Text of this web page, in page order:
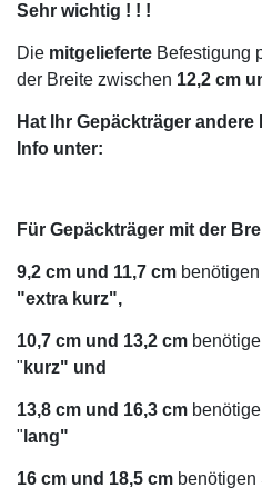
Sehr wichtig ! ! !
Die mitgelieferte Befestigung
der Breite zwischen 12,2 cm
Hat Ihr Gepäckträger
Info unter:
Für Gepäckträger mit der
9,2 cm und 11,7 cm
"extra kurz",
10,7 cm und 13,2 cm
" kurz" und
13,8 cm und 16,3 cm
" lang"
16 cm und 18,5 cm benötigen